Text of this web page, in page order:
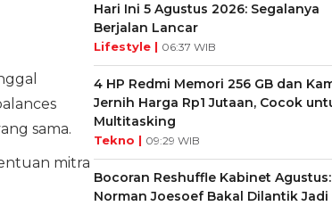
sama.
mitra
Hari Ini 5 Agustus 2026: Segalanya
Berjalan Lancar
Lifestyle | 06:37 WIB
4 HP Redmi Memori 256 GB dan
Jernih Harga Rp1 Jutaan, Cocok
Multitasking
Tekno | 09:29 WIB
Bocoran Reshuffle Kabinet Agustus:
Norman Joesoef Bakal Dilantik Jadi